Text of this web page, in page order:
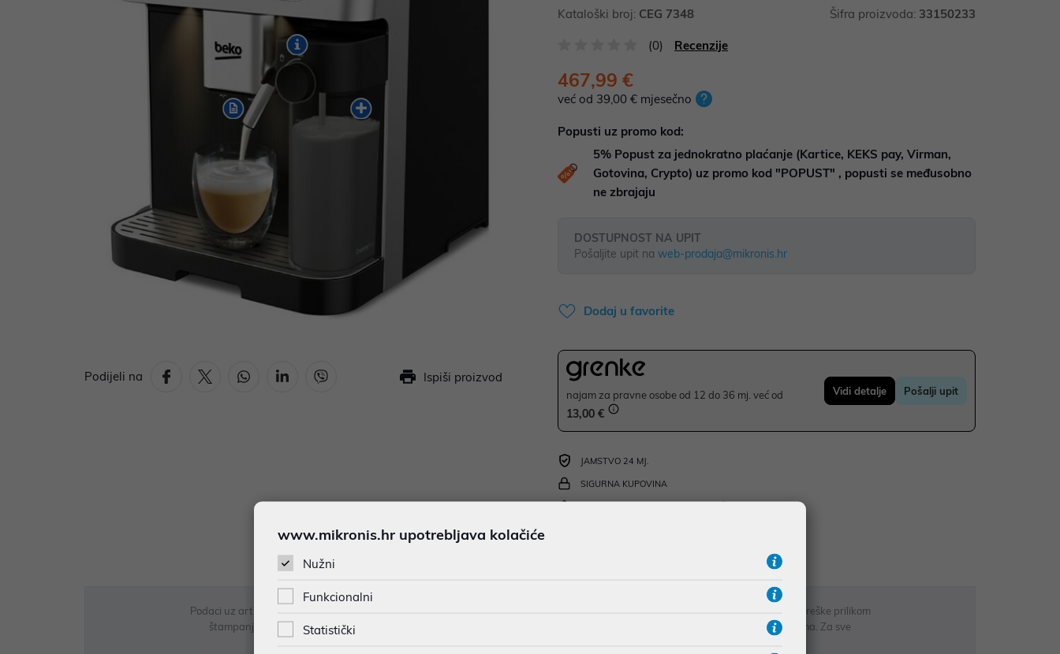
Podijeli na Ispiši proizvod
Kataloški broj: CEG 7348 Šifra proizvoda: 33150233
(0) Recenzije
467,99 €
već od 39,00 € mjesečno
Popusti uz promo kod:
5% Popust za jednokratno plaćanje (Kartice, KEKS pay, Virman,
Gotovina, Crypto) uz promo kod "POPUST" , popusti se međusobno
ne zbrajaju
DOSTUPNOST NA UPIT
Pošaljite upit na web-prodaja@mikronis.hr
Dodaj u favorite
najam za pravne osobe od 12 do 36 mj. već od
13,00 €
Vidi detalje Pošalji upit
JAMSTVO 24 MJ.
SIGURNA KUPOVINA
Podaci uz artikle su prezentirani u dobroj namjeri. Mikronis d.o.o. ne odgovara za eventualne pogreške nastale u opisu proizvoda, greške prilikom
štampanja te promjene u dostupnosti i cijene. Slike artikala su ilustrativne prirode te ne moraju u potpunosti odgovarati artiklima. Za sve
www.mikronis.hr upotrebljava kolačiće
Nužni
Funkcionalni
Statistički